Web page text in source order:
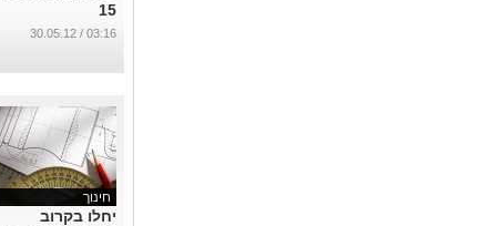
15
...
03:16 / 30.05.12
חינוך
יחלו בקרוב